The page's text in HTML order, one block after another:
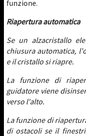
funzione.
Riapertura automatica
Se un alzacristallo
chiusura automatica,
e il cristallo si riapre.
La funzione di
guidatore viene
verso l'alto.
La funzione di
di ostacoli se il